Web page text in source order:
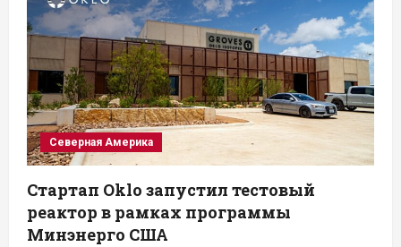
Северная Америка
Стартап Oklo запустил тестовый
реактор в рамках программы
Минэнерго США